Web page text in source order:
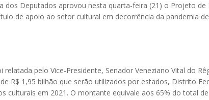
dos Deputados aprovou nesta quarta-feira (21) o Projeto
de apoio ao setor cultural em decorrência da pandemia
relatada pelo Vice-Presidente, Senador Veneziano Vital do
R$ 1,95 bilhão que serão utilizados por estados, Distrito
culturais em 2021. O montante equivale aos 65% do total